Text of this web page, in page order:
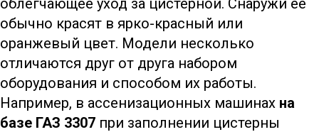
облегчающее уход за цистерной. Снаружи ее
обычно красят в ярко-красный или
оранжевый цвет. Модели несколько
отличаются друг от друга набором
оборудования и способом их работы.
Например, в ассенизационных машинах на
базе ГАЗ 3307 при заполнении цистерны